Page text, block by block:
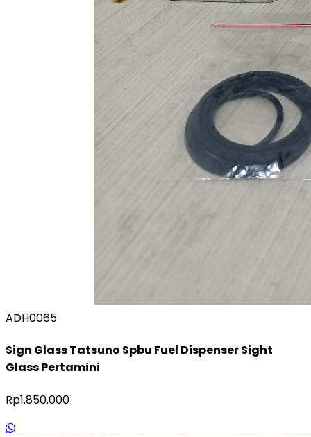
ADH0065
Sign Glass Tatsuno Spbu Fuel Dispenser Sight
Glass Pertamini
Rp1.850.000